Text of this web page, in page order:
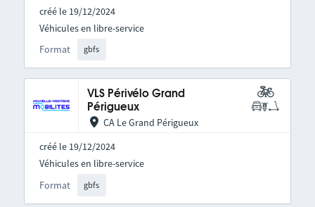
créé le 19/12/2024
Format gbfs
Véhicules en libre-service
VLS Périvélo Grand
Périgueux
CA Le Grand Périgueux
créé le 19/12/2024
Format gbfs
Véhicules en libre-service